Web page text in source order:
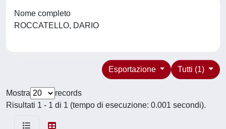
Nome completo
ROCCATELLO, DARIO
Tutti (1)
Esportazione
Mostra
records
Risultati 1 - 1 di 1 (tempo di esecuzione: 0.001 secondi).